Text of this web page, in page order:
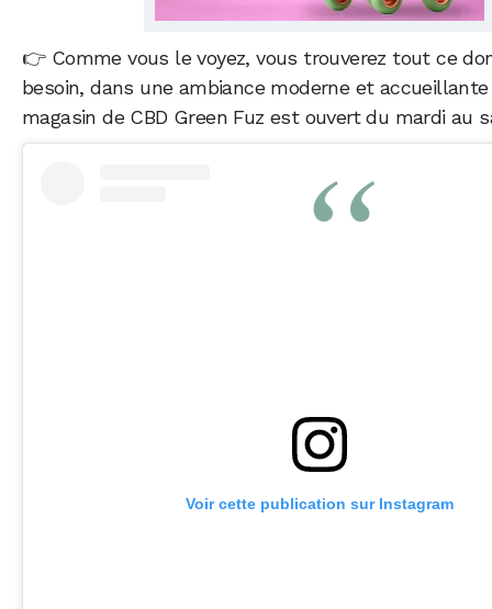
👉 Comme vous le voyez, vous trouverez tout ce
besoin, dans une ambiance moderne et
magasin de CBD Green Fuz est ouvert du mardi au
Voir cette publication sur Instagram